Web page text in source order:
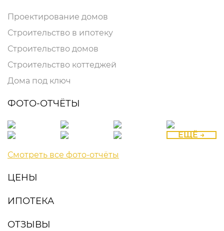
Проектирование домов
Строительство в ипотеку
Строительство домов
Строительство коттеджей
Дома под ключ
ФОТО-ОТЧЁТЫ
ЕЩЁ →
Смотреть все фото-отчёты
ЦЕНЫ
ИПОТЕКА
ОТЗЫВЫ